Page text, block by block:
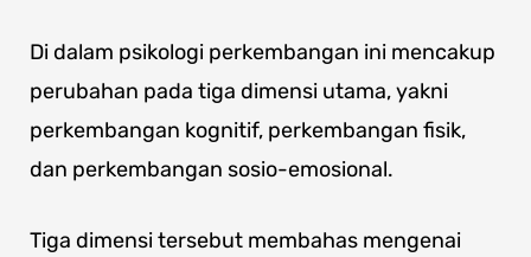
Di dalam psikologi perkembangan ini mencakup
perubahan pada tiga dimensi utama, yakni
perkembangan kognitif, perkembangan fisik,
dan perkembangan sosio-emosional.
Tiga dimensi tersebut membahas mengenai